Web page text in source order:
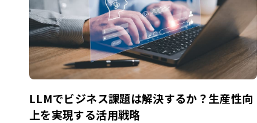
LLMでビジネス課題は解決するか？生産性向
上を実現する活用戦略